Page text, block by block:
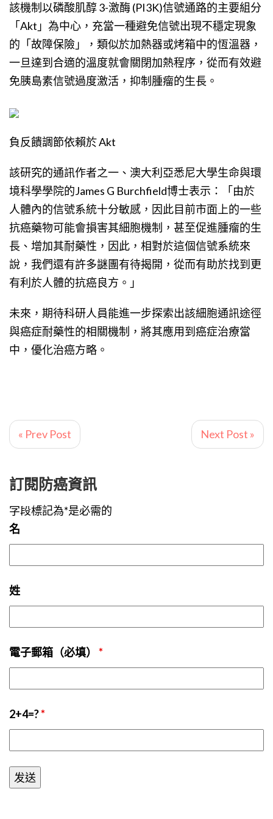
該機制以磷酸肌醇 3-激酶 (PI3K)信號通路的主要組分
「Akt」為中心，充當一種避免信號出現不穩定現象
的「故障保險」，類似於加熱器或烤箱中的恆溫器，
一旦達到合適的溫度就會關閉加熱程序，從而有效避
免胰島素信號過度激活，抑制腫瘤的生長。
負反饋調節依賴於 Akt
該研究的通訊作者之一、澳大利亞悉尼大學生命與環
境科學學院的James G Burchfield博士表示：「由於
人體內的信號系統十分敏感，因此目前市面上的一些
抗癌藥物可能會損害其細胞機制，甚至促進腫瘤的生
長、增加其耐藥性，因此，相對於這個信號系統來
說，我們還有許多謎團有待揭開，從而有助於找到更
有利於人體的抗癌良方。」
未來，期待科研人員能進一步探索出該細胞通訊途徑
與癌症耐藥性的相關機制，將其應用到癌症治療當
中，優化治癌方略。
« Prev Post Next Post »
訂閱防癌資訊
字段標記為*是必需的
名
姓
電子郵箱（必填） *
2+4=?*